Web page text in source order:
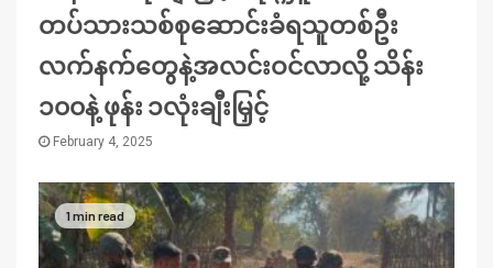
တပ်သားသစ်စုဆောင်းခံရသူတစ်ဦး
လက်နက်တွေနဲ့အလင်းဝင်လာလို့ သိန်း
၁၀၀နဲ့ ဖုန်း ၁လုံးချီးမြှင့်
February 4, 2025
1 min read